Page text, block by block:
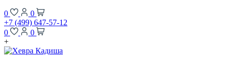
0
0
+7 (499) 647-57-12
0
0
+